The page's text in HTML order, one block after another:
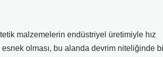
malzemelerin endüstriyel üretimiyle hız
esnek olması, bu alanda devrim niteliğinde